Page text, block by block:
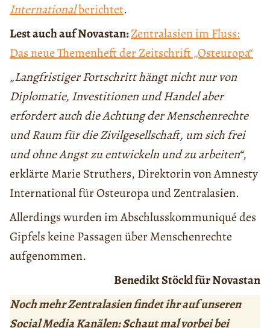
Internationalberichtet.
Lest auch auf Novastan:Zentralasien im Fluss:
Das neue Themenheft der Zeitschrift „Osteuropa“
„Langfristiger Fortschritt hängt nicht nur von
Diplomatie, Investitionen und Handel aber
erfordert auch die Achtung der Menschenrechte
und Raum für die Zivilgesellschaft, um sich frei
und ohne Angst zu entwickeln und zu arbeiten“,
erklärte Marie Struthers, Direktorin von Amnesty
International für Osteuropa und Zentralasien.
Allerdings wurden im Abschlusskommuniqué des
Gipfels keine Passagen über Menschenrechte
aufgenommen.
Benedikt Stöckl für Novastan
Noch mehr Zentralasien findet ihr auf unseren
Social Media Kanälen: Schaut mal vorbei bei